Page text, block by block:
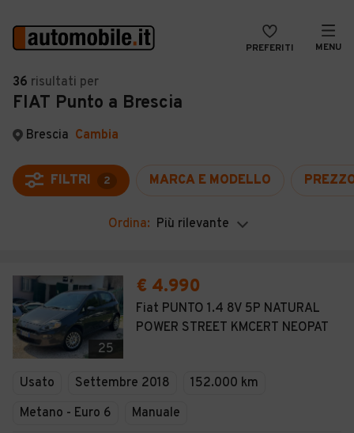
PREFERITI MENU
Auto
Auto usate
Auto Km 0
Auto Nuove
Noleggio a lungo termine
Moto
Camper
Veicoli Commerciali
VENDI
MAGAZINE
ACCEDI
36 risultati per
FIAT Punto a Brescia
Brescia Cambia
FILTRI 2 MARCA E MODELLO
Ordina: Più rilevante
25
€ 4.990
Fiat PUNTO 1.4 8V 5P NATURAL
POWER STREET KMCERT NEOPAT
Usato Settembre 2018
152.000 km
Metano - Euro 6
Manuale